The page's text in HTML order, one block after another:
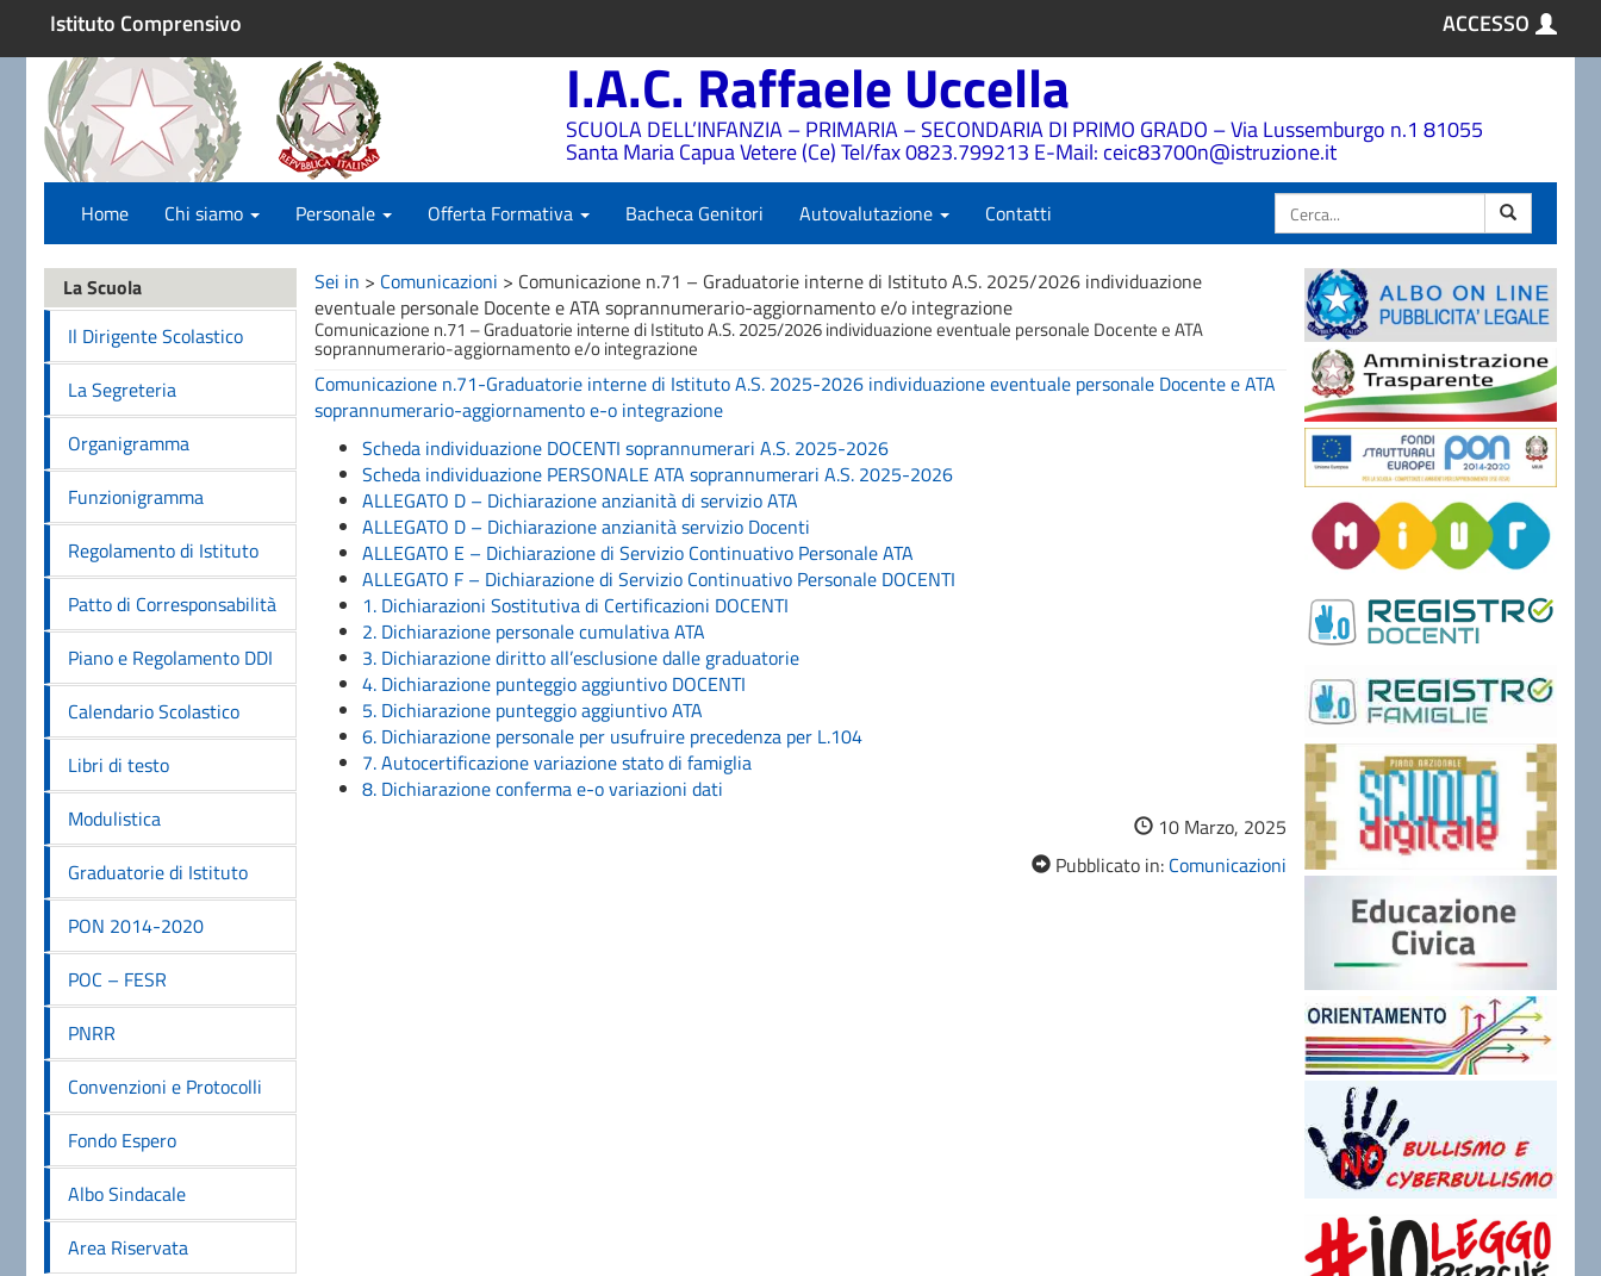
Istituto Comprensivo ACCESSO
I.A.C. Raffaele Uccella
SCUOLA DELL’INFANZIA – PRIMARIA – SECONDARIA DI PRIMO GRADO – Via Lussemburgo n.1 81055
Santa Maria Capua Vetere (Ce) Tel/fax 0823.799213 E-Mail: ceic83700n@istruzione.it
Cerca
Home Chi siamo Personale Offerta Formativa Bacheca Genitori Autovalutazione Contatti
La Scuola
Il Dirigente Scolastico
La Segreteria
Organigramma
Funzionigramma
Regolamento di Istituto
Patto di Corresponsabilità
Piano e Regolamento DDI
Calendario Scolastico
Libri di testo
Modulistica
Graduatorie di Istituto
PON 2014-2020
POC – FESR
PNRR
Convenzioni e Protocolli
Fondo Espero
Albo Sindacale
Area Riservata
Sei in > Comunicazioni > Comunicazione n.71 – Graduatorie interne di Istituto A.S. 2025/2026 individuazione
eventuale personale Docente e ATA soprannumerario-aggiornamento e/o integrazione
Comunicazione n.71 – Graduatorie interne di Istituto A.S. 2025/2026 individuazione eventuale personale Docente e ATA
soprannumerario-aggiornamento e/o integrazione
Comunicazione n.71-Graduatorie interne di Istituto A.S. 2025-2026 individuazione eventuale personale Docente e ATA
soprannumerario-aggiornamento e-o integrazione
Scheda individuazione DOCENTI soprannumerari A.S. 2025-2026
Scheda individuazione PERSONALE ATA soprannumerari A.S. 2025-2026
ALLEGATO D – Dichiarazione anzianità di servizio ATA
ALLEGATO D – Dichiarazione anzianità servizio Docenti
ALLEGATO E – Dichiarazione di Servizio Continuativo Personale ATA
ALLEGATO F – Dichiarazione di Servizio Continuativo Personale DOCENTI
1. Dichiarazioni Sostitutiva di Certificazioni DOCENTI
2. Dichiarazione personale cumulativa ATA
3. Dichiarazione diritto all’esclusione dalle graduatorie
4. Dichiarazione punteggio aggiuntivo DOCENTI
5. Dichiarazione punteggio aggiuntivo ATA
6. Dichiarazione personale per usufruire precedenza per L.104
7. Autocertificazione variazione stato di famiglia
8. Dichiarazione conferma e-o variazioni dati
10 Marzo, 2025
Pubblicato in: Comunicazioni